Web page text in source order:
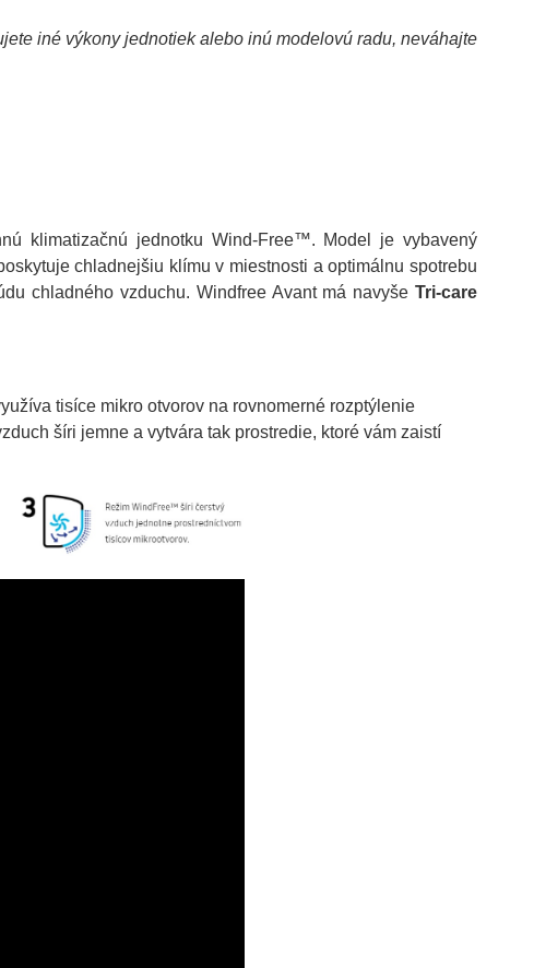
iné výkony jednotiek alebo inú modelovú radu, neváhajte
klimatizačnú jednotku Wind-Free™. Model je vybavený
chladnejšiu klímu v miestnosti a optimálnu spotrebu
chladného vzduchu. Windfree Avant má navyše Tri-care
tisíce mikro otvorov na rovnomerné rozptýlenie
šíri jemne a vytvára tak prostredie, ktoré vám zaistí